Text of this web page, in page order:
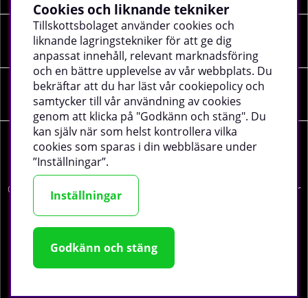
SOCIALA MEDIER
FÖRETAGSUPPGIFTER
© 2026 tillskottsbolaget.se. Vi använder cookies -
läs mer
Cookies och liknande tekniker
Tillskottsbolaget använder cookies och
liknande lagringstekniker för att ge dig
anpassat innehåll, relevant marknadsföring
och en bättre upplevelse av vår webbplats. Du
bekräftar att du har läst vår cookiepolicy och
samtycker till vår användning av cookies
genom att klicka på "Godkänn och stäng". Du
kan själv när som helst kontrollera vilka
cookies som sparas i din webbläsare under
”Inställningar”.
Inställningar
Godkänn och stäng